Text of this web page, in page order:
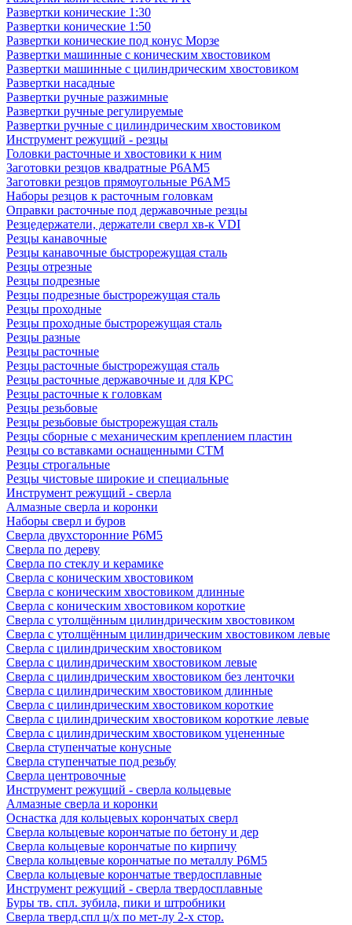
Развертки конические 1:30
Развертки конические 1:50
Развертки конические под конус Морзе
Развертки машинные с коническим хвостовиком
Развертки машинные с цилиндрическим хвостовиком
Развертки насадные
Развертки ручные разжимные
Развертки ручные регулируемые
Развертки ручные с цилиндрическим хвостовиком
Инструмент режущий - резцы
Головки расточные и хвостовики к ним
Заготовки резцов квадратные Р6АМ5
Заготовки резцов прямоугольные Р6АМ5
Наборы резцов к расточным головкам
Оправки расточные под державочные резцы
Резцедержатели, держатели сверл хв-к VDI
Резцы канавочные
Резцы канавочные быстрорежущая сталь
Резцы отрезные
Резцы подрезные
Резцы подрезные быстрорежущая сталь
Резцы проходные
Резцы проходные быстрорежущая сталь
Резцы разные
Резцы расточные
Резцы расточные быстрорежущая сталь
Резцы расточные державочные и для КРС
Резцы расточные к головкам
Резцы резьбовые
Резцы резьбовые быстрорежущая сталь
Резцы сборные с механическим креплением пластин
Резцы со вставками оснащенными СТМ
Резцы строгальные
Резцы чистовые широкие и специальные
Инструмент режущий - сверла
Алмазные сверла и коронки
Наборы сверл и буров
Сверла двухсторонние Р6М5
Сверла по дереву
Сверла по стеклу и керамике
Сверла с коническим хвостовиком
Сверла с коническим хвостовиком длинные
Сверла с коническим хвостовиком короткие
Сверла с утолщённым цилиндрическим хвостовиком
Сверла с утолщённым цилиндрическим хвостовиком левые
Сверла с цилиндрическим хвостовиком
Сверла с цилиндрическим хвостовиком левые
Сверла с цилиндрическим хвостовиком без ленточки
Сверла с цилиндрическим хвостовиком длинные
Сверла с цилиндрическим хвостовиком короткие
Сверла с цилиндрическим хвостовиком короткие левые
Сверла с цилиндрическим хвостовиком уцененные
Сверла ступенчатые конусные
Сверла ступенчатые под резьбу
Сверла центровочные
Инструмент режущий - сверла кольцевые
Алмазные сверла и коронки
Оснастка для кольцевых корончатых сверл
Сверла кольцевые корончатые по бетону и дер
Сверла кольцевые корончатые по кирпичу
Сверла кольцевые корончатые по металлу Р6М5
Сверла кольцевые корончатые твердосплавные
Инструмент режущий - сверла твердосплавные
Буры тв. спл. зубила, пики и штробники
Сверла тверд.спл ц/х по мет-лу 2-х стор.